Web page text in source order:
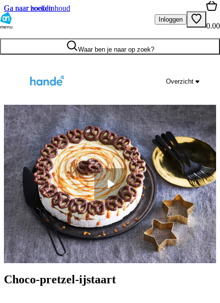
Ga naar hoofdinhoud
Ga naar zoeken
menu
Inloggen
0.00
Waar ben je naar op zoek?
Overzicht
Choco-pretzel-ijstaart